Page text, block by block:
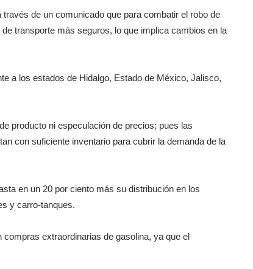
de un comunicado que para combatir el robo de
transporte más seguros, lo que implica cambios en la
a los estados de Hidalgo, Estado de México, Jalisco,
producto ni especulación de precios; pues las
con suficiente inventario para cubrir la demanda de la
en un 20 por ciento más su distribución en los
y carro-tanques.
extraordinarias de gasolina, ya que el